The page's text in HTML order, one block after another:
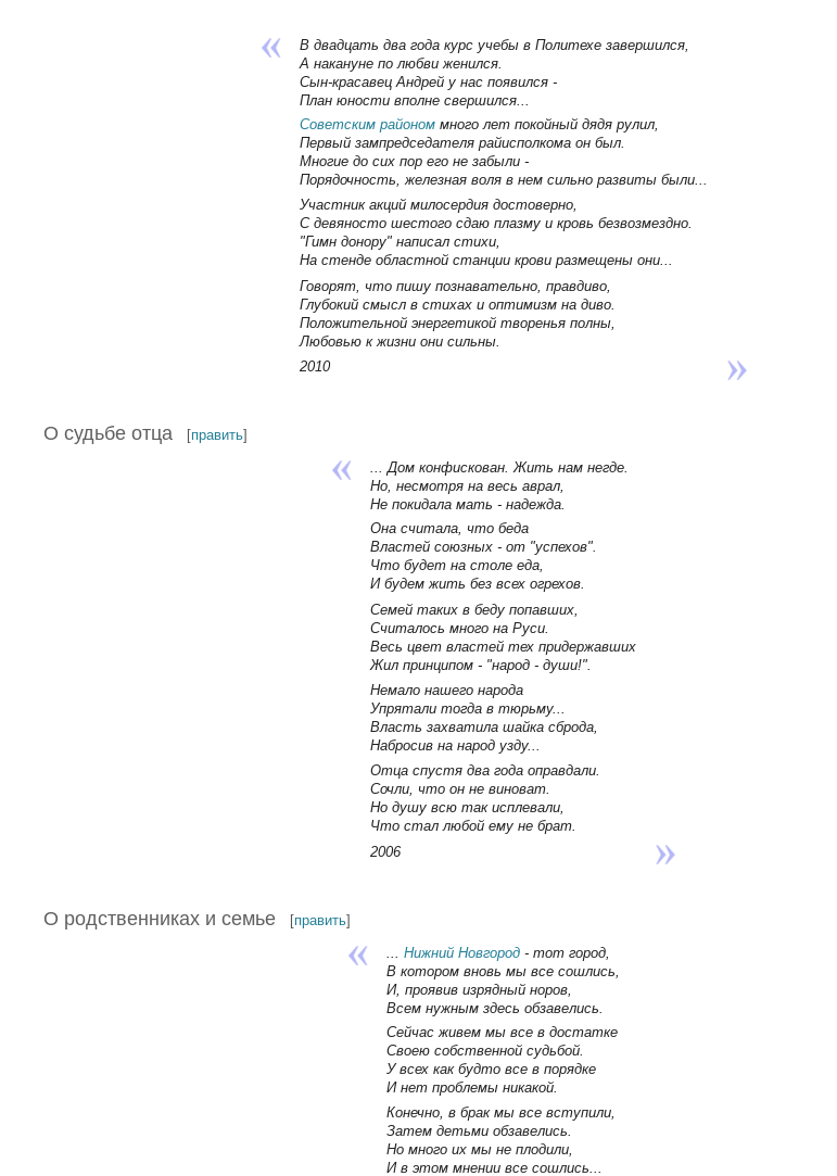
В двадцать два года курс учебы в Политехе завершился,
А накануне по любви женился.
Сын-красавец Андрей у нас появился -
План юности вполне свершился...
Советским райономмного лет покойный дядя рулил,
Первый зампредседателя райисполкома он был.
Многие до сих пор его не забыли -
Порядочность, железная воля в нем сильно развиты были...
Участник акций милосердия достоверно,
С девяносто шестого сдаю плазму и кровь безвозмездно.
"Гимн донору" написал стихи,
На стенде областной станции крови размещены они...
Говорят, что пишу познавательно, правдиво,
Глубокий смысл в стихах и оптимизм на диво.
Положительной энергетикой творенья полны,
Любовью к жизни они сильны.
2010
О судьбе отца [править]
... Дом конфискован. Жить нам негде.
Но, несмотря на весь аврал,
Не покидала мать - надежда.
Она считала, что беда
Властей союзных - от "успехов".
Что будет на столе еда,
И будем жить без всех огрехов.
Семей таких в беду попавших,
Считалось много на Руси.
Весь цвет властей тех придержавших
Жил принципом - "народ - души!".
Немало нашего народа
Упрятали тогда в тюрьму...
Власть захватила шайка сброда,
Набросив на народ узду...
Отца спустя два года оправдали.
Сочли, что он не виноват.
Но душу всю так исплевали,
Что стал любой ему не брат.
2006
О родственниках и семье [править]
...Нижний Новгород - тот город,
В котором вновь мы все сошлись,
И, проявив изрядный норов,
Всем нужным здесь обзавелись.
Сейчас живем мы все в достатке
Своею собственной судьбой.
У всех как будто все в порядке
И нет проблемы никакой.
Конечно, в брак мы все вступили,
Затем детьми обзавелись.
Но много их мы не плодили,
И в этом мнении все сошлись...